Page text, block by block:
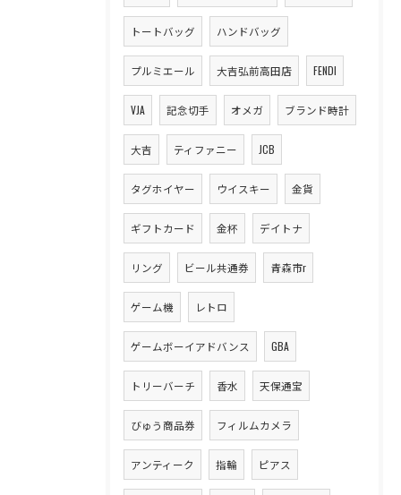
トートバッグ ハンドバッグ
プルミエール 大吉弘前高田店 FENDI
VJA 記念切手 オメガ ブランド時計
大吉 ティファニー JCB
タグホイヤー ウイスキー 金貨
ギフトカード 金杯 デイトナ
リング ビール共通券 青森市r
ゲーム機 レトロ
ゲームボーイアドバンス GBA
トリーバーチ 香水 天保通宝
びゅう商品券 フィルムカメラ
アンティーク 指輪 ピアス